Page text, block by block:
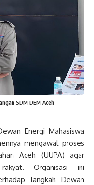
SDM DEM Aceh
Energi Mahasiswa
mengawal proses
Aceh (UUPA) agar
Organisasi ini
langkah Dewan